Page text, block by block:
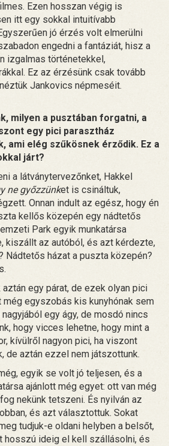
Ezen hosszan végig is
itt egy sokkal intuitívabb
jó érzés volt elmerülni
engedni a fantáziát, hisz a
izgalmas történetekkel,
Ez az érzésünk csak tovább
Jankovics népmeséit.
milyen a pusztában forgatni, a
egy pici parasztház
ami elég szűkösnek érződik. Ez a
járt?
a látványtervezőnket, Hakkel
ne győzzünket is csináltuk,
Onnan indult az egész, hogy én
kellős közepén egy nádtetős
Park egyik munkatársa
kiszállt az autóból, és azt kérdezte,
Nádtetős házat a puszta közepén?
egy párat, de ezek olyan pici
még egyszobás kis kunyhónak sem
egy ágy, de mosdó nincs
hogy vicces lehetne, hogy mint a
kívülről nagyon pici, ha viszont
de aztán ezzel nem játszottunk.
egyik se volt jó teljesen, és a
ajánlott még egyet: ott van még
nekünk tetszeni. És nyilván az
és azt választottuk. Sokat
tudjuk-e oldani helyben a belsőt,
hosszú ideig el kell szállásolni, és